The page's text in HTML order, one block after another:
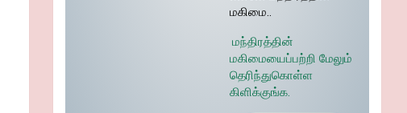
மகிமை..
மந்திரத்தின்
மகிமையைப்பற்றி மேலும்
தெரிந்துகொள்ள
கிளிக்குங்க.